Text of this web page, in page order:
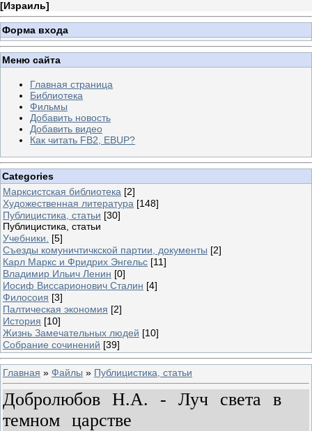
[Израиль]
Форма входа
Меню сайта
Главная страница
Библиотека
Фильмы
Добавить новость
Добавить видео
Как читать FB2, EBUP?
Categories
Марксистская библиотека [2]
Художественная литература [148]
Публицистика, статьи [30]
Публицистика, статьи
Учебники.
[5]
Съезды комуничтичкской партии, документы [2]
Карл Маркс и Фридрих Энгельс [11]
Владимир Ильич Ленин [0]
Иосиф Виссарионович Сталин [4]
Филосоия [3]
Палтическая экономия [2]
История [10]
Жизнь Замечательных людей [10]
Собрание сочинений [39]
Главная » Файлы » Публицистика, статьи
Добролюбов Н.А. - Луч света в
темном царстве